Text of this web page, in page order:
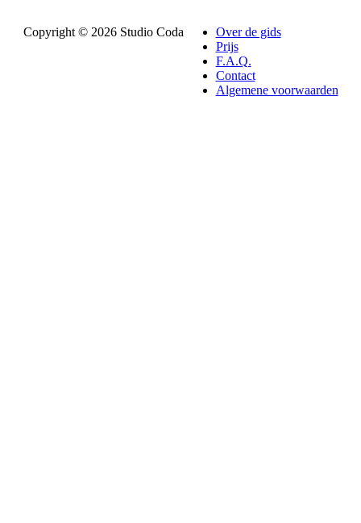
Copyright © 2026 Studio Coda
Over de gids
Prijs
F.A.Q.
Contact
Algemene voorwaarden